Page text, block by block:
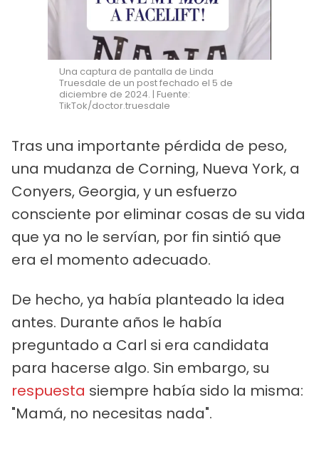
Una captura de pantalla de Linda
Truesdale de un post fechado el 5 de
diciembre de 2024. | Fuente:
TikTok/doctor.truesdale
Tras una importante pérdida de peso,
una mudanza de Corning, Nueva York, a
Conyers, Georgia, y un esfuerzo
consciente por eliminar cosas de su vida
que ya no le servían, por fin sintió que
era el momento adecuado.
De hecho, ya había planteado la idea
antes. Durante años le había
preguntado a Carl si era candidata
para hacerse algo. Sin embargo, su
respuesta siempre había sido la misma:
"Mamá, no necesitas nada".